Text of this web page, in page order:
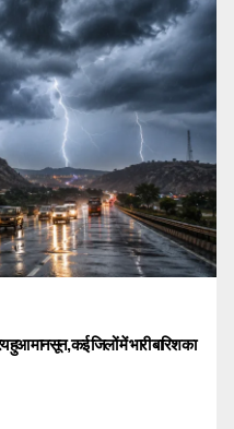
मानसून, कई जिलों में भारी बारिश का